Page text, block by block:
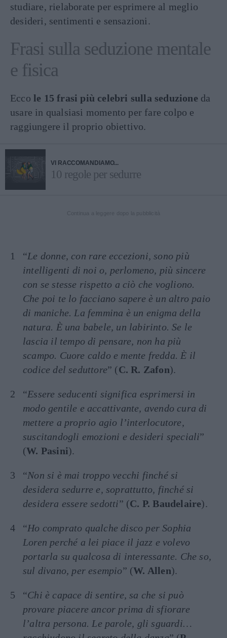
studiare, rielaborate per esprimere al meglio
desideri, sentimenti e sensazioni.
Frasi sulla seduzione mentale
e fisica
Ecco le 15 frasi più celebri sulla seduzione da
usare in qualsiasi momento per fare colpo e
raggiungere il proprio obiettivo.
VI RACCOMANDIAMO...
10 regole per sedurre
“Le donne, con rare eccezioni, sono più
intelligenti di noi o, perlomeno, più sincere
con se stesse rispetto a ciò che vogliono.
Che poi te lo facciano sapere è un altro paio
di maniche. La femmina è un enigma della
natura. È una babele, un labirinto. Se le
lascia il tempo di pensare, non ha più
scampo. Cuore caldo e mente fredda. È il
codice del seduttore” (C. R. Zafon).
“Essere seducenti significa esprimersi in
modo gentile e accattivante, avendo cura di
mettere a proprio agio l’interlocutore,
suscitandogli emozioni e desideri speciali”
(W. Pasini).
“Non si è mai troppo vecchi finché si
desidera sedurre e, soprattutto, finché si
desidera essere sedotti” (C. P. Baudelaire).
“Ho comprato qualche disco per Sophia
Loren perché a lei piace il jazz e volevo
portarla su qualcosa di interessante. Che so,
sul divano, per esempio” (W. Allen).
“Chi è capace di sentire, sa che si può
provare piacere ancor prima di sfiorare
l’altra persona. Le parole, gli sguardi…